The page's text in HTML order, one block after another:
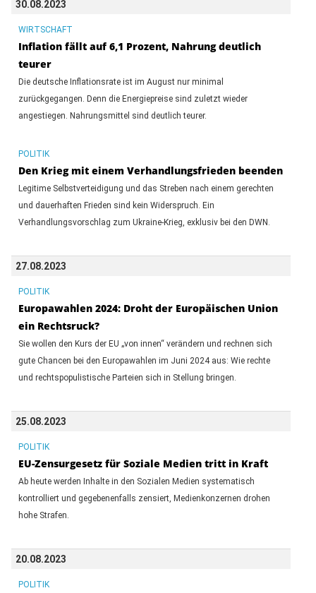
30.08.2023
WIRTSCHAFT
Inflation fällt auf 6,1 Prozent, Nahrung deutlich
teurer
Die deutsche Inflationsrate ist im August nur minimal
zurückgegangen. Denn die Energiepreise sind zuletzt wieder
angestiegen. Nahrungsmittel sind deutlich teurer.
POLITIK
Den Krieg mit einem Verhandlungsfrieden beenden
Legitime Selbstverteidigung und das Streben nach einem gerechten
und dauerhaften Frieden sind kein Widerspruch. Ein
Verhandlungsvorschlag zum Ukraine-Krieg, exklusiv bei den DWN.
27.08.2023
POLITIK
Europawahlen 2024: Droht der Europäischen Union
ein Rechtsruck?
Sie wollen den Kurs der EU „von innen“ verändern und rechnen sich
gute Chancen bei den Europawahlen im Juni 2024 aus: Wie rechte
und rechtspopulistische Parteien sich in Stellung bringen.
25.08.2023
POLITIK
EU-Zensurgesetz für Soziale Medien tritt in Kraft
Ab heute werden Inhalte in den Sozialen Medien systematisch
kontrolliert und gegebenenfalls zensiert, Medienkonzernen drohen
hohe Strafen.
20.08.2023
POLITIK